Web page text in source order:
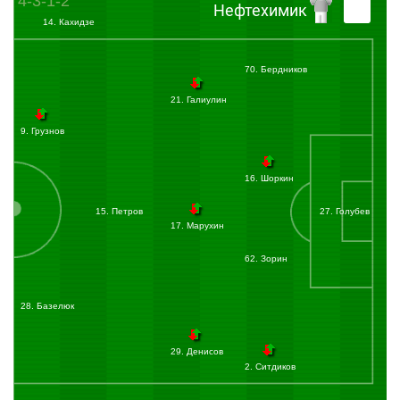
25:16 Угловой:
(ЦСКА) вводит мяч с правого угла поля.
На ближнюю штангу был направлен мяч. Защитники выбивают его.
Зделар Саша
штрафной. Мяч блокирован.
После скидки от Чалова, удар метров с 25-и наносит Зделар. Мяч попадает в
соперника.
(ЦСКА) бьёт головой из штрафной в створ
ворот. Мяч пойман вратарём.
Замыкая навес в штрафную Гайича, удар головой с сопротивлением наносит
Чалов. Мяч летит по высокой траектории в руки голкиперу.
30:55 Удар по воротам: Набабкин Кирилл
(ЦСКА) бьёт правой ногой из-за
пределов штрафной. Мяч блокирован.
Очередной заблокированный удар армейцев.
34:27
Большая группа футболистов ЦСКА пошла активно разминаться. У гостей в
Ермаков Никита
Опасно! Ермаков замыкает перевод Мухина с фланга, наносит удар головой.
Штанга спасает соперников!
Нефтехимик
27. Голубев
70. Бердников
62. Зорин
16. Шоркин
14. Кахидзе
2. Ситдиков
29. Денисов
21. Галиулин
17. Марухин
15. Петров
28. Базелюк
9. Грузнов